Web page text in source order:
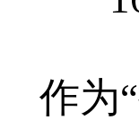
作为